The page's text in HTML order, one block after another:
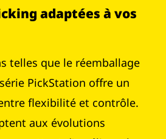
adaptées à vos
telles que le réemballage
PickStation offre un
flexibilité et contrôle.
aux évolutions